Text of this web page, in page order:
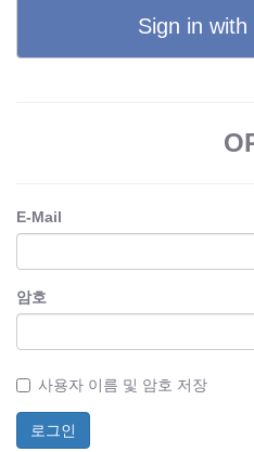
Sign in
E-Mail
암호
사용자 이름 및 암호 저장